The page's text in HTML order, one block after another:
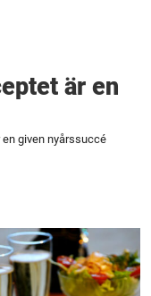
är en
given nyårssuccé